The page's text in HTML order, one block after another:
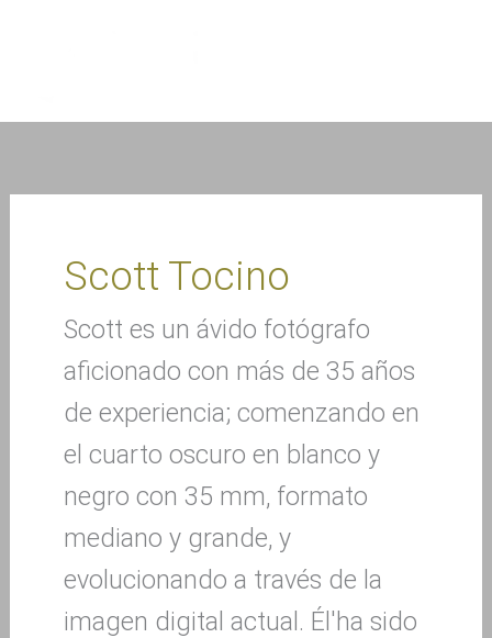
Scott Tocino
Scott es un ávido fotógrafo
aficionado con más de 35 años
de experiencia; comenzando en
el cuarto oscuro en blanco y
negro con 35 mm, formato
mediano y grande, y
evolucionando a través de la
imagen digital actual. Él'ha sido